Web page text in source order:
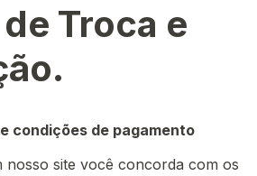
Troca e
condições de pagamento
nosso site você concorda com os